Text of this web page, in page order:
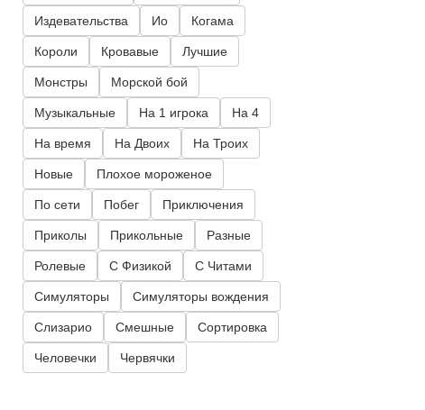
Издевательства Ио Когама
Короли Кровавые Лучшие
Монстры Морской бой
Музыкальные На 1 игрока На 4
На время На Двоих На Троих
Новые Плохое мороженое
По сети Побег Приключения
Приколы Прикольные Разные
Ролевые С Физикой С Читами
Симуляторы Симуляторы вождения
Слизарио Смешные Сортировка
Человечки Червячки